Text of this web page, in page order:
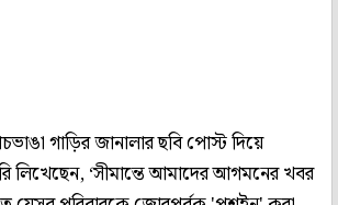
গাড়ির জানালার ছবি পোস্ট দিয়ে
লিখেছেন, ‘সীমান্তে আমাদের আগমনের খবর